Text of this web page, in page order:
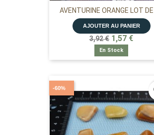
AVENTURINE ORANGE LOT DE
AJOUTER AU PANIER
3,92 € 1,57 €
En Stock
-60%